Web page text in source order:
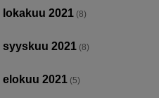
lokakuu 2021 (8)
syyskuu 2021 (8)
elokuu 2021 (5)